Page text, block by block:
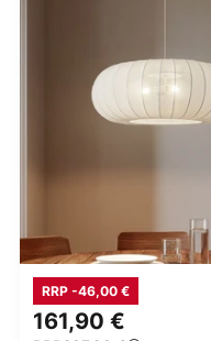
161,90 €
RRP -46,00 €